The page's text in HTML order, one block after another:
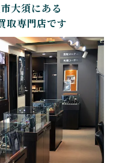
CHANEL
シャネル
SEIKO
セイコー
CHRONOSWISS
クロノスイス
CITIZEN
シチズン
BELL＆ROSS
ベル＆ロス
BOLDR Supply Compan
y
ボルダー・サプライ・カ
ンパニー
BREGUET
ブレゲ
BRUNO SOHNLE Glash
utte
ブルーノ・ゾンレー・ グ
ラスヒュッテ
大須にある
取専門店です